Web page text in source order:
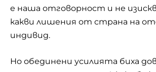
е наша отговорност и не
какви лишения от страна на
индивид.
Но обединени усилията биха